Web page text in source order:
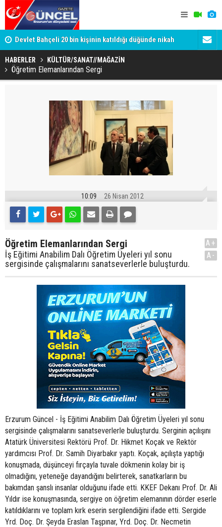
Devlet Bahçeli 20 bin kişinin katıldığı düğünde nikah
şahidi oldu
Gülistan
HABERLER KÜLTÜR/SANAT//MAĞAZİN
Öğretim Elemanlarından Sergi
10:09 26 Nisan 2012
Öğretim Elemanlarından Sergi
İş Eğitimi Anabilim Dalı Öğretim Üyeleri yıl sonu
sergisinde çalışmalarını sanatseverlerle buluşturdu.
A+
A-
Erzurum Güncel - İş Eğitimi Anabilim Dalı Öğretim Üyeleri yıl sonu
sergisinde çalışmalarını sanatseverlerle buluşturdu. Serginin açılışını
Atatürk Üniversitesi Rektörü Prof. Dr. Hikmet Koçak ve Rektör
yardımcısı Prof. Dr. Samih Diyarbakır yaptı. Koçak, açılışta yaptığı
konuşmada, düşünceyi fırçayla tuvale dökmenin kolay bir iş
olmadığını, yeteneğe dayandığını belirterek, sanatkarların bu
bakımdan şanslı insanlar olduğunu ifade etti. KKEF Dekanı Prof. Dr. Ali
Yıldır ise konuşmasında, sergiye on öğretim elemanının dörder eserle
katıldıklarını ve toplam kırk eserin sergilendiğini ifade etti. Sergide
Yrd. Doç. Dr. Şeyda Eraslan Taşpınar, Yrd. Doç. Dr. Necmetin